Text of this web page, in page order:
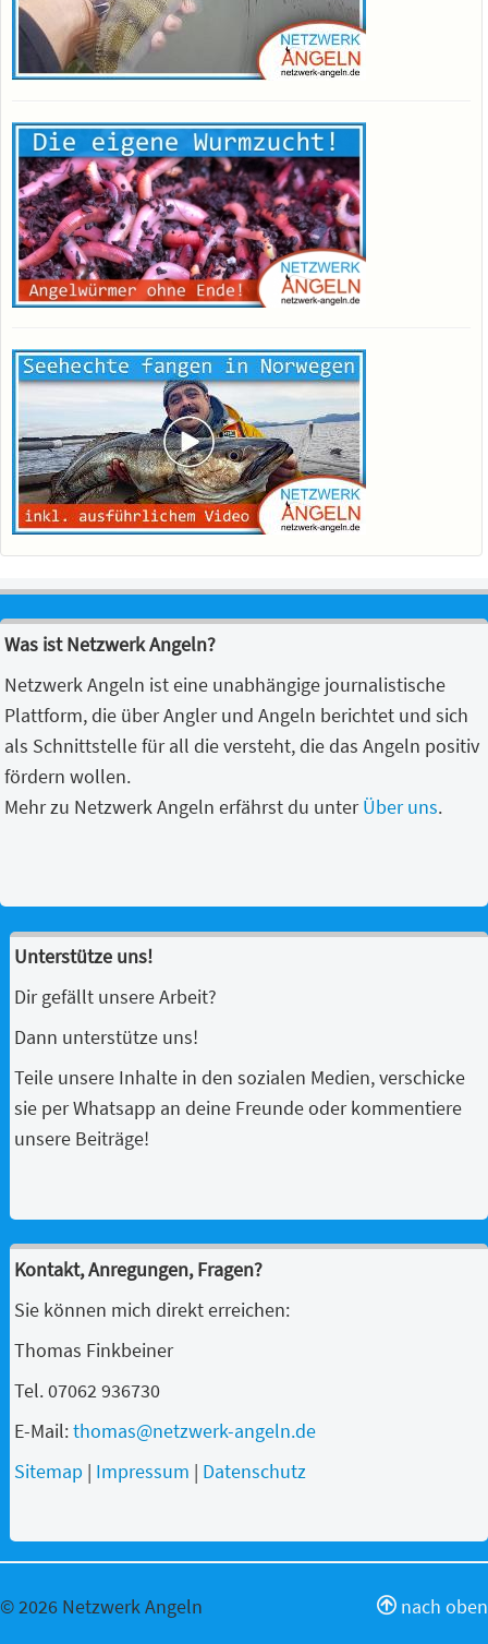
Was ist Netzwerk Angeln?
Netzwerk Angeln ist eine unabhängige journalistische
Plattform, die über Angler und Angeln berichtet und sich
als Schnittstelle für all die versteht, die das Angeln positiv
fördern wollen.
Mehr zu Netzwerk Angeln erfährst du unterÜber uns.
Unterstütze uns!
Dir gefällt unsere Arbeit?
Dann unterstütze uns!
Teile unsere Inhalte in den sozialen Medien, verschicke
sie per Whatsapp an deine Freunde oder kommentiere
unsere Beiträge!
Kontakt, Anregungen, Fragen?
Sie können mich direkt erreichen:
Thomas Finkbeiner
Tel. 07062 936730
E-Mail:thomas@netzwerk-angeln.de
Sitemap | Impressum | Datenschutz
nach oben
© 2026 Netzwerk Angeln